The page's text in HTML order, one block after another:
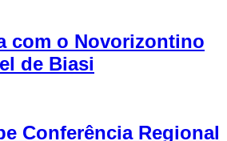
com o Novorizontino
de Biasi
Conferência Regional